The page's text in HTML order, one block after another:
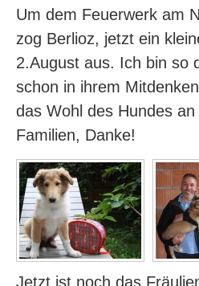
Um dem Feuerwerk am
zog Berlioz, jetzt ein
2.August aus. Ich bin so
schon in ihrem
das Wohl des Hundes
Familien, Danke!
Jetzt ist noch das